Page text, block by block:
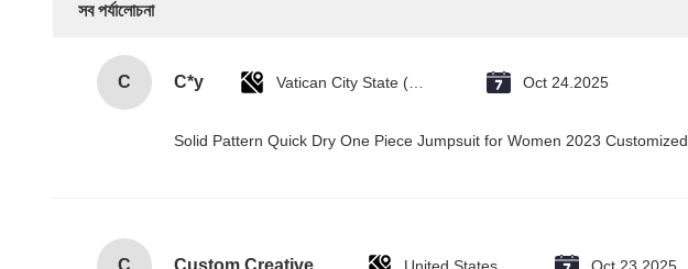
সব পর্যালোচনা
C C*y Oct 24.2025
Solid Pattern Quick Dry One Piece Jumpsuit for Women 2023
C Custom Creative Goodie Christmas Kraft Paper Gift Bag with Your Own Logo for Xmas Decorative Party